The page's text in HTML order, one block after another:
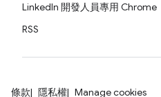
LinkedIn 開發人員專用 Chrome
RSS
條款 隱私權 Manage cookies